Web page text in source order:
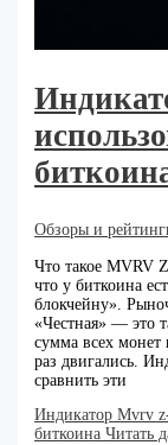
Обзоры и
Что такое MVRV
что у биткоина
блокчейну».
«Честная» — это
сумма всех монет
раз двигались.
сравнить эти
Индикатор Mvrv
биткоина Читать